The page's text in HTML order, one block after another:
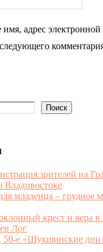
имя, адрес
Поиск
зрителей на
младенца – грудное
крест и вера
Лог
е «Шукшинские дни